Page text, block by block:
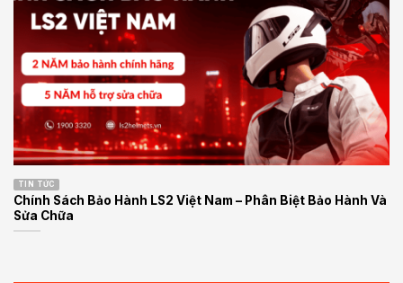
TIN TỨC
Chính Sách Bảo Hành LS2 Việt Nam – Phân Biệt Bảo Hành Và
Sửa Chữa